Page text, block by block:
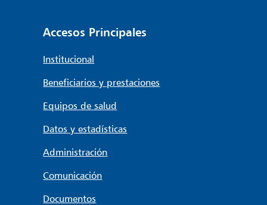
Accesos Principales
Institucional
Beneficiarios y prestaciones
Equipos de salud
Datos y estadísticas
Administración
Comunicación
Documentos